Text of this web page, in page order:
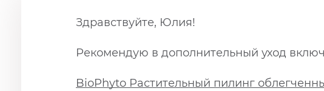
Здравствуйте, Юлия!
Рекомендую в дополнительный уход
BioPhyto Растительный пилинг